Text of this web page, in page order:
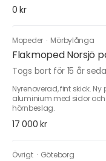
0 kr
Mopeder · Mörbylånga
Flakmoped Norsjö
Togs bort för 15 år
Nyrenoverad, fint skick.
aluminium med sidor och
hörnbeslag.
17 000 kr
Övrigt · Göteborg